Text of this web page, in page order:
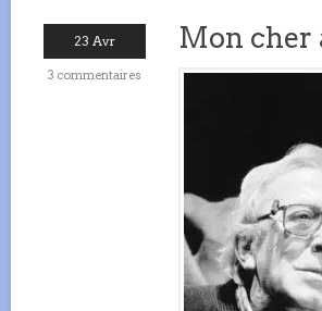
23 Avr
3 commentaires
Mon cher